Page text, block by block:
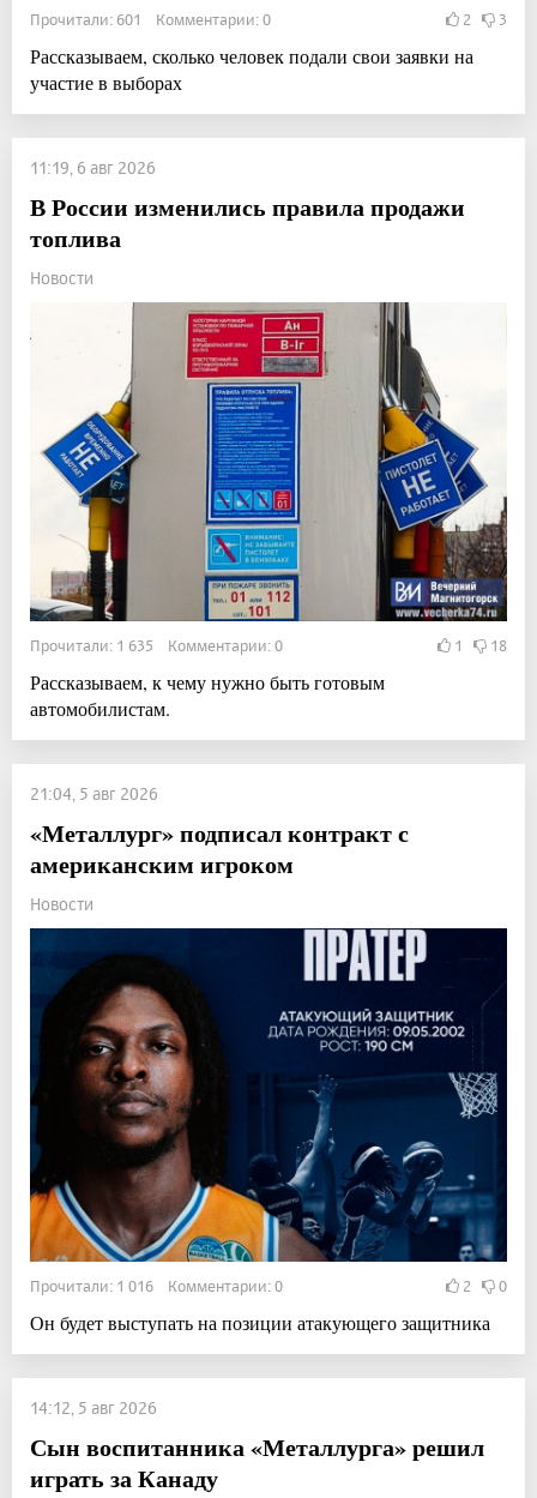
Прочитали: 601 Комментарии: 0 2 3
Рассказываем, сколько человек подали свои заявки на
участие в выборах
11:19, 6 авг 2026
В России изменились правила продажи
топлива
Новости
Прочитали: 1 635 Комментарии: 0 1 18
Рассказываем, к чему нужно быть готовым
автомобилистам.
21:04, 5 авг 2026
«Металлург» подписал контракт с
американским игроком
Новости
Прочитали: 1 016 Комментарии: 0 2 0
Он будет выступать на позиции атакующего защитника
14:12, 5 авг 2026
Сын воспитанника «Металлурга» решил
играть за Канаду